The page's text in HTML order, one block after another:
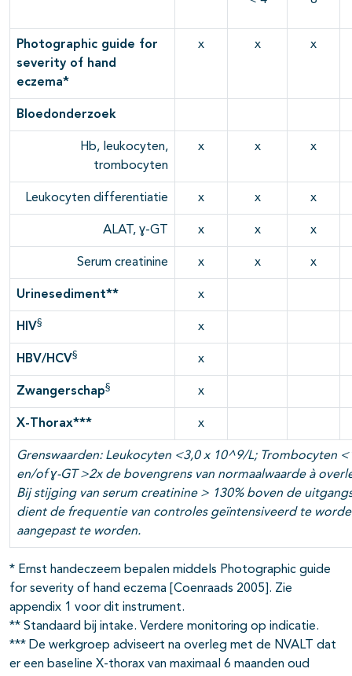
Photographic guide for
severity of hand
eczema*
x x x
Bloedonderzoek
Hb, leukocyten,
trombocyten
x x x
Leukocyten differentiatie x x x
ALAT, ɣ-GT x x x
Serum creatinine x x x
Urinesediment** x
HIV§ x
HBV/HCV§ x
Zwangerschap§ x
X-Thorax*** x
Grenswaarden: Leukocyten <3,0 x 10^9/L; Trombocyten
en/of ɣ-GT >2x de bovengrens van normaalwaarde à
Bij stijging van serum creatinine > 130% boven de
dient de frequentie van controles geïntensiveerd te
aangepast te worden.
* Ernst handeczeem bepalen middels Photographic guide
for severity of hand eczema [Coenraads 2005]. Zie
appendix 1 voor dit instrument.
** Standaard bij intake. Verdere monitoring op indicatie.
*** De werkgroep adviseert na overleg met de NVALT dat
er een baseline X-thorax van maximaal 6 maanden oud